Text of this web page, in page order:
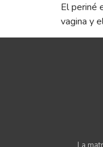
El periné
vagina y